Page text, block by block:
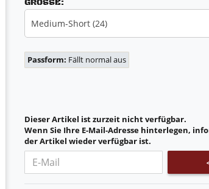
GRÖSSE:
Medium-Short (24)
Passform: Fällt normal aus
Dieser Artikel ist zurzeit nicht verfügbar.
Wenn Sie Ihre E-Mail-Adresse hinterlegen,
der Artikel wieder verfügbar ist.